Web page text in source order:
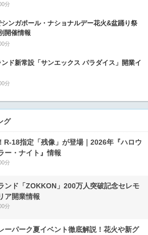
分
ンガポール・ナショナルデー花火&盆踊り祭
開催情報
分
ド新常設「サンエックス パラダイス」開業イ
分
グ
R-18指定「残像」が登場｜2026年『ハロウ
ー・ナイト』情報
分
ンド「ZOKKON」200万人突破記念セレモ
ア開業情報
分
ーパーク夏イベント徹底解説！花火や新グ